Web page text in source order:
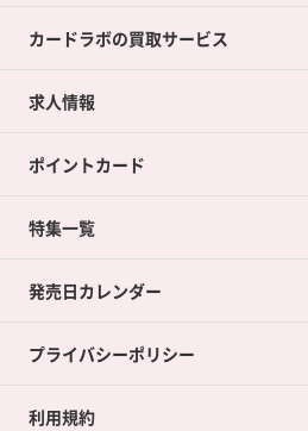
カードラボの買取サービス
カードラボの買取サービスTOP
店舗買取について
ネット買取について
買取承諾書について
求人情報
ポイントカード
ポイントカードTOP
ポイント交換景品
特集一覧
発売日カレンダー
プライバシーポリシー
利用規約